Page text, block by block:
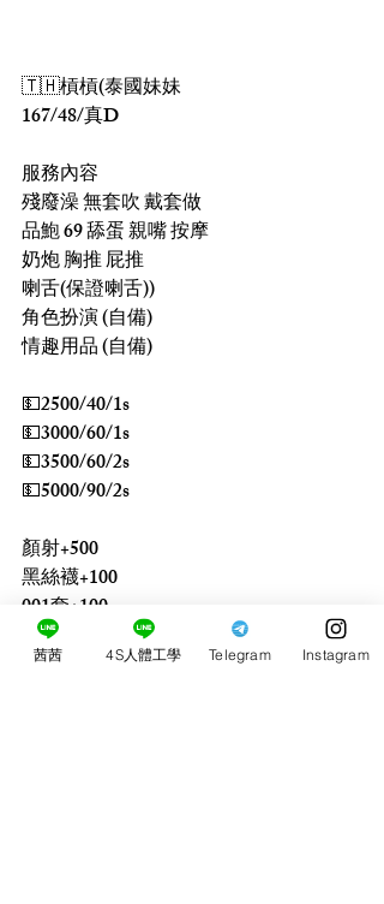
🇹🇭槓槓(泰國妹妹
167/48/真D
服務內容
殘廢澡 無套吹 戴套做
品鮑 69 舔蛋 親嘴 按摩
奶炮 胸推 屁推
喇舌(保證喇舌))
角色扮演 (自備)
情趣用品 (自備)
💵2500/40/1s
💵3000/60/1s
💵3500/60/2s
💵5000/90/2s
顏射+500
黑絲襪+100
001套+100
買2+1(150分3s)
買3+1(240分4s)
茜茜 4S人體工學 Telegram Instagram